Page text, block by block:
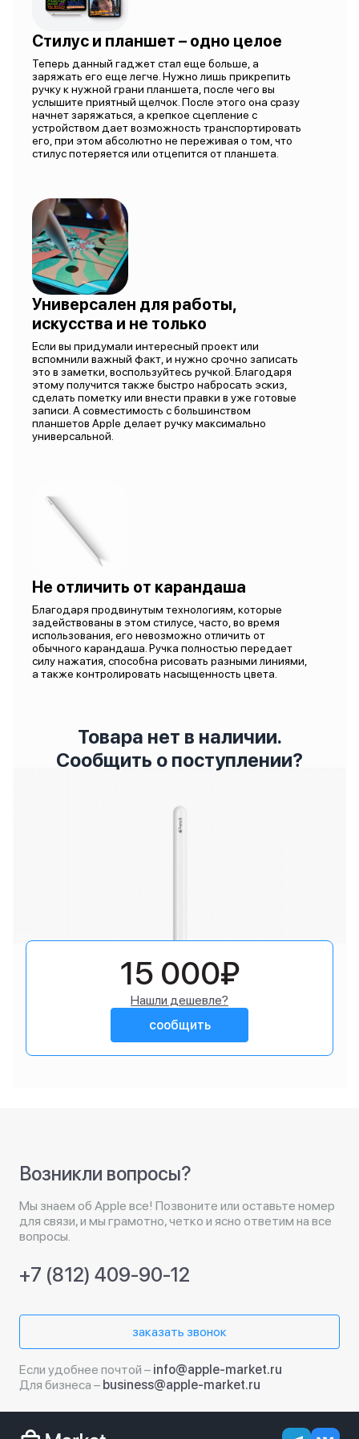
Стилус и планшет – одно целое
Теперь данный гаджет стал еще больше, а
заряжать его еще легче. Нужно лишь прикрепить
ручку к нужной грани планшета, после чего вы
услышите приятный щелчок. После этого она сразу
начнет заряжаться, а крепкое сцепление с
устройством дает возможность транспортировать
его, при этом абсолютно не переживая о том, что
стилус потеряется или отцепится от планшета.
Универсален для работы,
искусства и не только
Если вы придумали интересный проект или
вспомнили важный факт, и нужно срочно записать
это в заметки, воспользуйтесь ручкой. Благодаря
этому получится также быстро набросать эскиз,
сделать пометку или внести правки в уже готовые
записи. А совместимость с большинством
планшетов Apple делает ручку максимально
универсальной.
Не отличить от карандаша
Благодаря продвинутым технологиям, которые
задействованы в этом стилусе, часто, во время
использования, его невозможно отличить от
обычного карандаша. Ручка полностью передает
силу нажатия, способна рисовать разными линиями,
а также контролировать насыщенность цвета.
Товара нет в наличии.
Сообщить о поступлении?
15 000₽
Нашли дешевле?
сообщить
Возникли вопросы?
Мы знаем об Apple все! Позвоните или оставьте номер
для связи, и мы грамотно, четко и ясно ответим на все
вопросы.
+7 (812) 409-90-12
заказать звонок
Если удобнее почтой – info@apple-market.ru
Для бизнеса – business@apple-market.ru